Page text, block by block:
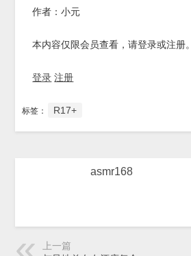
作者：小元
本内容仅限会员查看，请登录或注册。
登录 注册
标签： R17+
asmr168
上一篇